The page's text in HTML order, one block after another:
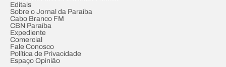
Editais
Sobre o Jornal da Paraíba
Cabo Branco FM
CBN Paraíba
Expediente
Comercial
Fale Conosco
Política de Privacidade
Espaço Opinião